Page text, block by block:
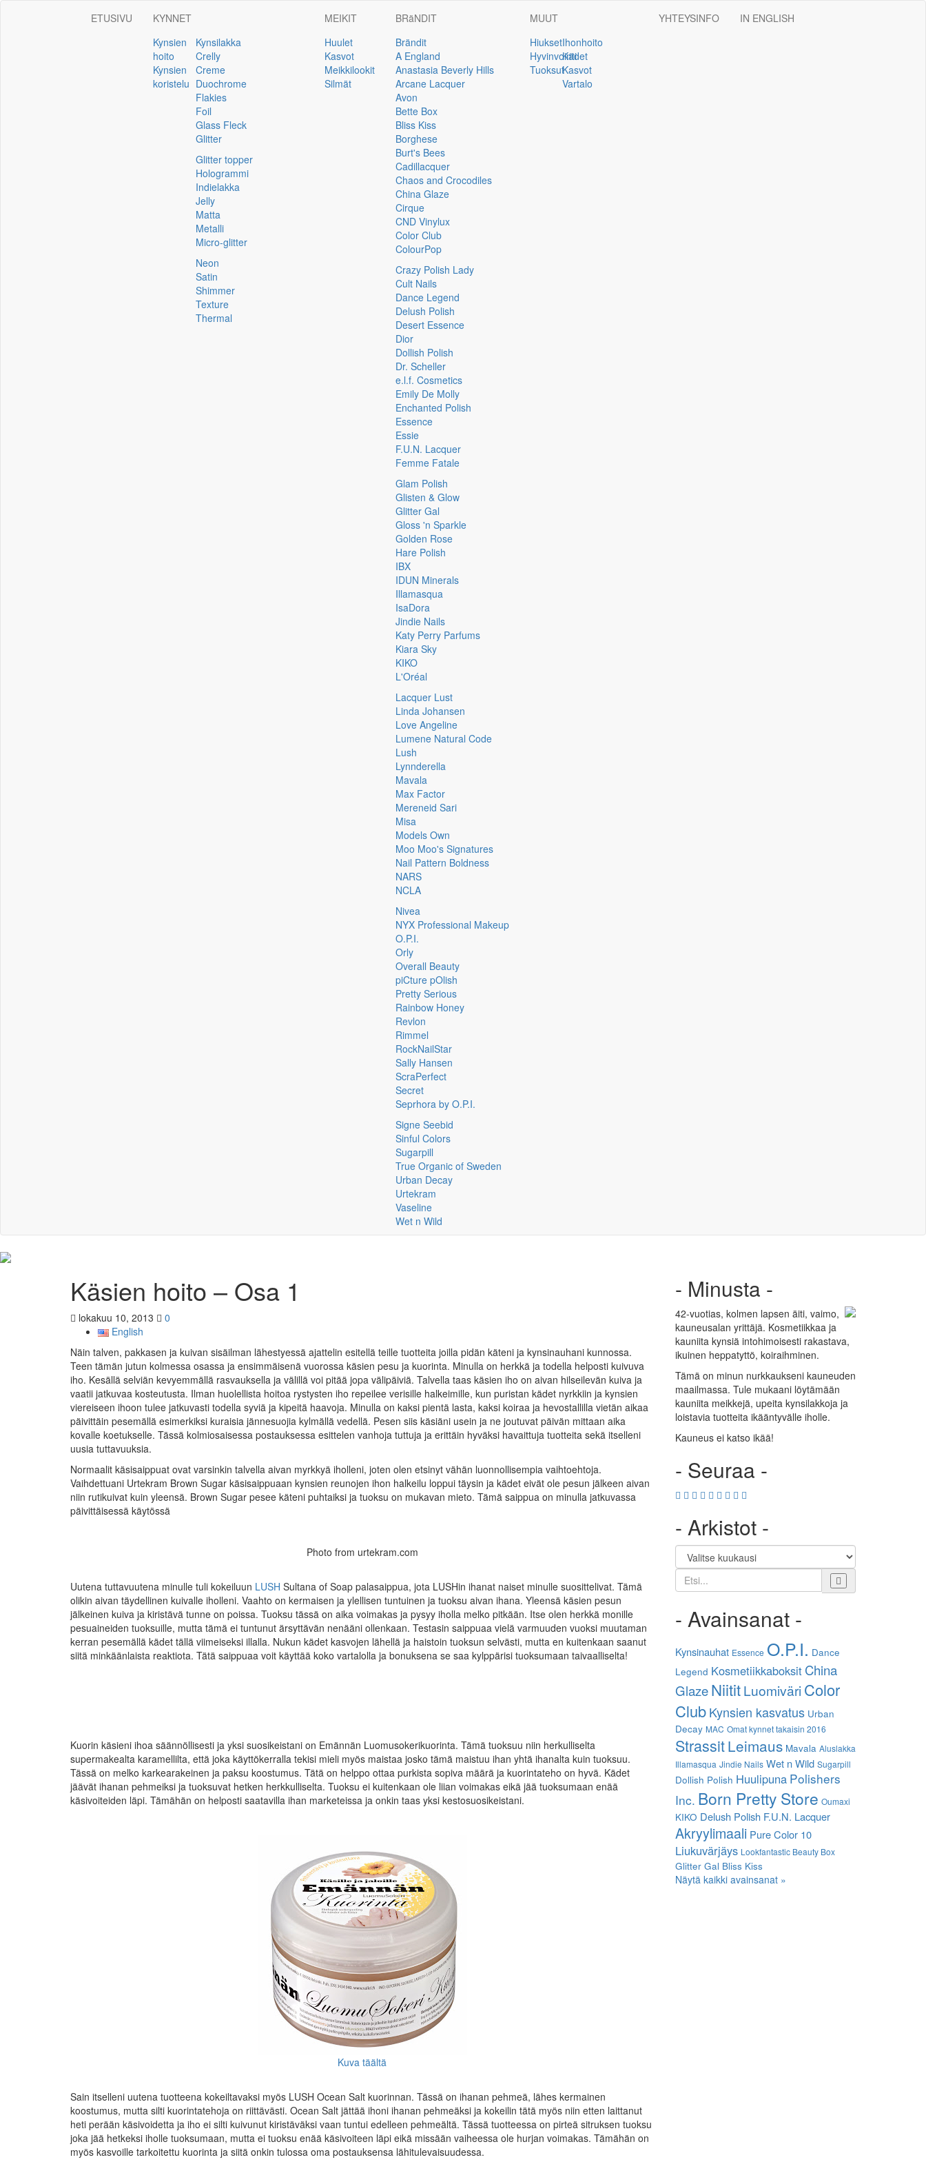
ETUSIVU
KYNNET
Kynsien
hoito
Kynsien
koristelu
Kynsilakka
Crelly
Creme
Duochrome
Flakies
Foil
Glass Fleck
Glitter
Glitter topper
Hologrammi
Indielakka
Jelly
Matta
Metalli
Micro-glitter
Neon
Satin
Shimmer
Texture
Thermal
MEIKIT
Huulet
Kasvot
Meikkilookit
Silmät
BRäNDIT
Brändit
A England
Anastasia Beverly Hills
Arcane Lacquer
Avon
Bette Box
Bliss Kiss
Borghese
Burt's Bees
Cadillacquer
Chaos and Crocodiles
China Glaze
Cirque
CND Vinylux
Color Club
ColourPop
Crazy Polish Lady
Cult Nails
Dance Legend
Delush Polish
Desert Essence
Dior
Dollish Polish
Dr. Scheller
e.l.f. Cosmetics
Emily De Molly
Enchanted Polish
Essence
Essie
F.U.N. Lacquer
Femme Fatale
Glam Polish
Glisten & Glow
Glitter Gal
Gloss 'n Sparkle
Golden Rose
Hare Polish
IBX
IDUN Minerals
Illamasqua
IsaDora
Jindie Nails
Katy Perry Parfums
Kiara Sky
KIKO
L'Oréal
Lacquer Lust
Linda Johansen
Love Angeline
Lumene Natural Code
Lush
Lynnderella
Mavala
Max Factor
Mereneid Sari
Misa
Models Own
Moo Moo's Signatures
Nail Pattern Boldness
NARS
NCLA
Nivea
NYX Professional Makeup
O.P.I.
Orly
Overall Beauty
piCture pOlish
Pretty Serious
Rainbow Honey
Revlon
Rimmel
RockNailStar
Sally Hansen
ScraPerfect
Secret
Seprhora by O.P.I.
Signe Seebid
Sinful Colors
Sugarpill
True Organic of Sweden
Urban Decay
Urtekram
Vaseline
Wet n Wild
MUUT
Hiukset
Hyvinvointi
Tuoksut
Ihonhoito
Kädet
Kasvot
Vartalo
YHTEYSINFO IN ENGLISH
Käsien hoito – Osa 1
lokakuu 10, 2013
0
English
Näin talven, pakkasen ja kuivan sisäilman lähestyessä ajattelin esitellä teille tuotteita joilla pidän käteni ja kynsinauhani kunnossa.
Teen tämän jutun kolmessa osassa ja ensimmäisenä vuorossa käsien pesu ja kuorinta. Minulla on herkkä ja todella helposti kuivuva
iho. Kesällä selviän kevyemmällä rasvauksella ja välillä voi pitää jopa välipäiviä. Talvella taas käsien iho on aivan hilseilevän kuiva ja
vaatii jatkuvaa kosteutusta. Ilman huolellista hoitoa rystysten iho repeilee verisille halkeimille, kun puristan kädet nyrkkiin ja kynsien
viereiseen ihoon tulee jatkuvasti todella syviä ja kipeitä haavoja. Minulla on kaksi pientä lasta, kaksi koiraa ja hevostallilla vietän aikaa
päivittäin pesemällä esimerkiksi kuraisia jännesuojia kylmällä vedellä. Pesen siis käsiäni usein ja ne joutuvat päivän mittaan aika
kovalle koetukselle. Tässä kolmiosaisessa postauksessa esittelen vanhoja tuttuja ja erittäin hyväksi havaittuja tuotteita sekä itselleni
uusia tuttavuuksia.
Normaalit käsisaippuat ovat varsinkin talvella aivan myrkkyä iholleni, joten olen etsinyt vähän luonnollisempia vaihtoehtoja.
Vaihdettuani Urtekram Brown Sugar käsisaippuaan kynsien reunojen ihon halkeilu loppui täysin ja kädet eivät ole pesun jälkeen aivan
niin rutikuivat kuin yleensä. Brown Sugar pesee käteni puhtaiksi ja tuoksu on mukavan mieto. Tämä saippua on minulla jatkuvassa
päivittäisessä käytössä
Photo from urtekram.com
Uutena tuttavuutena minulle tuli kokeiluun LUSH Sultana of Soap palasaippua, jota LUSHin ihanat naiset minulle suosittelivat. Tämä
olikin aivan täydellinen kuivalle iholleni. Vaahto on kermaisen ja ylellisen tuntuinen ja tuoksu aivan ihana. Yleensä käsien pesun
jälkeinen kuiva ja kiristävä tunne on poissa. Tuoksu tässä on aika voimakas ja pysyy iholla melko pitkään. Itse olen herkkä monille
pesuaineiden tuoksuille, mutta tämä ei tuntunut ärsyttävän nenääni ollenkaan. Testasin saippuaa vielä varmuuden vuoksi muutaman
kerran pesemällä kädet tällä viimeiseksi illalla. Nukun kädet kasvojen lähellä ja haistoin tuoksun selvästi, mutta en kuitenkaan saanut
siitä minkäänlaista reaktiota. Tätä saippuaa voit käyttää koko vartalolla ja bonuksena se saa kylppärisi tuoksumaan taivaalliselta!
Kuorin käsieni ihoa säännöllisesti ja yksi suosikeistani on Emännän Luomusokerikuorinta. Tämä tuoksuu niin herkulliselta
supermakealta karamellilta, että joka käyttökerralla tekisi mieli myös maistaa josko tämä maistuu ihan yhtä ihanalta kuin tuoksuu.
Tässä on melko karkearakeinen ja paksu koostumus. Tätä on helppo ottaa purkista sopiva määrä ja kuorintateho on hyvä. Kädet
jäävät ihanan pehmeiksi ja tuoksuvat hetken herkkulliselta. Tuoksu ei kuitenkaan ole liian voimakas eikä jää tuoksumaan enää
käsivoiteiden läpi. Tämähän on helposti saatavilla ihan marketeissa ja onkin taas yksi kestosuosikeistani.
Kuva täältä
Sain itselleni uutena tuotteena kokeiltavaksi myös LUSH Ocean Salt kuorinnan. Tässä on ihanan pehmeä, lähes kermainen
koostumus, mutta silti kuorintatehoja on riittävästi. Ocean Salt jättää ihoni ihanan pehmeäksi ja kokeilin tätä myös niin etten laittanut
heti perään käsivoidetta ja iho ei silti kuivunut kiristäväksi vaan tuntui edelleen pehmeältä. Tässä tuotteessa on pirteä sitruksen tuoksu
joka jää hetkeksi iholle tuoksumaan, mutta ei tuoksu enää käsivoiteen läpi eikä missään vaiheessa ole hurjan voimakas. Tämähän on
myös kasvoille tarkoitettu kuorinta ja siitä onkin tulossa oma postauksensa lähitulevaisuudessa.
- Minusta -
42-vuotias, kolmen lapsen äiti, vaimo,
kauneusalan yrittäjä. Kosmetiikkaa ja
kauniita kynsiä intohimoisesti rakastava,
ikuinen heppatyttö, koiraihminen.
Tämä on minun nurkkaukseni kauneuden
maailmassa. Tule mukaani löytämään
kauniita meikkejä, upeita kynsilakkoja ja
loistavia tuotteita ikääntyvälle iholle.
Kauneus ei katso ikää!
- Seuraa -
- Arkistot -
Etsi
- Avainsanat -
Kynsinauhat Essence O.P.I. Dance
Legend Kosmetiikkaboksit China
Glaze Niitit Luomiväri Color
Club Kynsien kasvatus Urban
Decay MAC Omat kynnet takaisin 2016
StrassitLeimaus Mavala Aluslakka
Illamasqua Jindie Nails Wet n Wild Sugarpill
Dollish Polish Huulipuna Polishers
Inc. Born Pretty Store Oumaxi
KIKO Delush Polish F.U.N. Lacquer
Akryylimaali Pure Color 10
Liukuvärjäys Lookfantastic Beauty Box
Glitter Gal Bliss Kiss
Näytä kaikki avainsanat »